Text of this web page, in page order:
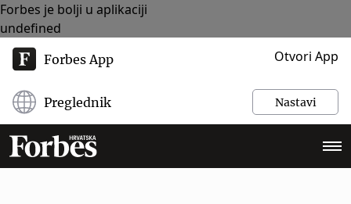
Forbes je bolji u aplikaciji
undefined
Forbes App Otvori App
Preglednik Nastavi